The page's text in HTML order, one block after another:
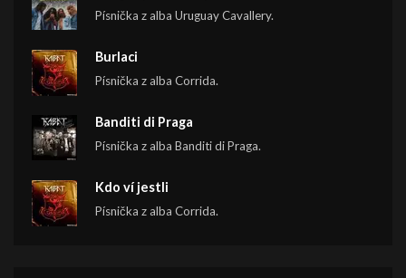
Písnička z alba Uruguay Cavallery.
Burlaci
Písnička z alba Corrida.
Banditi di Praga
Písnička z alba Banditi di Praga.
Kdo ví jestli
Písnička z alba Corrida.